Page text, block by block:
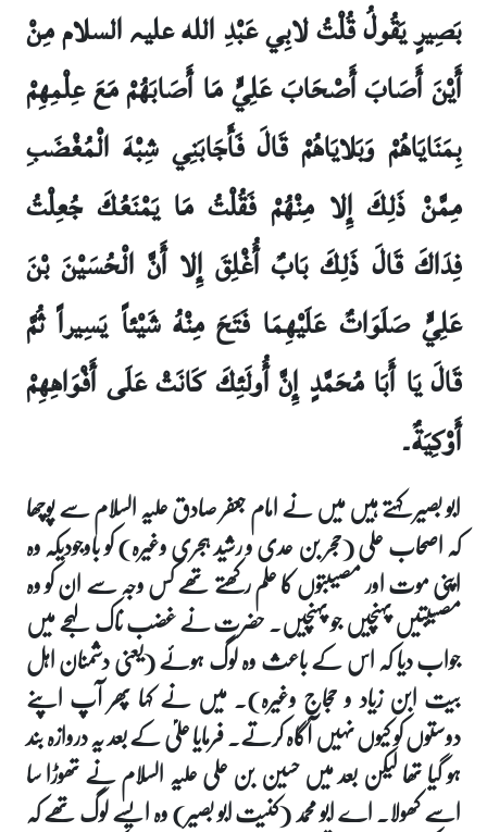
بَصِيرٍ يَقُولُ قُلْتُ لابِي عَبْدِ الله علیہ السلام مِنْ
أَيْنَ أَصَابَ أَصْحَابَ عَلِيٍّ مَا أَصَابَهُمْ مَعَ عِلْمِهِمْ
بِمَنَايَاهُمْ وَبَلايَاهُمْ قَالَ فَأَجَابَنِي شِبْهَ الْمُغْضَبِ
مِمَّنْ ذَلِكَ إِلا مِنْهُمْ فَقُلْتُ مَا يَمْنَعُكَ جُعِلْتُ
فِدَاكَ قَالَ ذَلِكَ بَابٌ أُغْلِقَ إِلا أَنَّ الْحُسَيْنَ بْنَ
عَلِيٍّ صَلَوَاتٌ عَلَيْهِمَا فَتَحَ مِنْهُ شَيْئاً يَسِيراً ثُمَّ
قَالَ يَا أَبَا مُحَمَّدٍ إِنَّ أُولَئِكَ كَانَتْ عَلَى أَفْوَاهِهِمْ
أَوْكِيَةٌ۔
ابو بصیر کہتے ہیں میں نے امام جعفر صادق علیہ السلام سے پوچھا
کہ اصحاب علی (حجر بن عدی و رشید ہجری وغیرہ) کو باوجودیکہ وہ
اپنی موت اور مصیبتوں کا علم رکھتے تھے کس وجہ سے ان کو وہ
مصیبتیں پہنچیں جو پہنچیں۔ حضرت نے غضب ناک لہجے میں
جواب دیا کہ اس کے باعث وہ لوگ ہوئے (یعنی دشمنان اہل
بیت ابن زیاد و حجاج وغیرہ)۔ میں نے کہا پھر آپ اپنے
دوستوں کو کیوں نہیں آگاہ کرتے۔ فرمایا علیؑ کے بعد یہ دروازہ بند
ہو گیا تھا لیکن بعد میں حسین بن علی علیہ السلام نے تھوڑا سا
اسے کھولا۔ اے ابو محمد (کنیت ابو بصیر) وہ ایسے لوگ تھے کہ